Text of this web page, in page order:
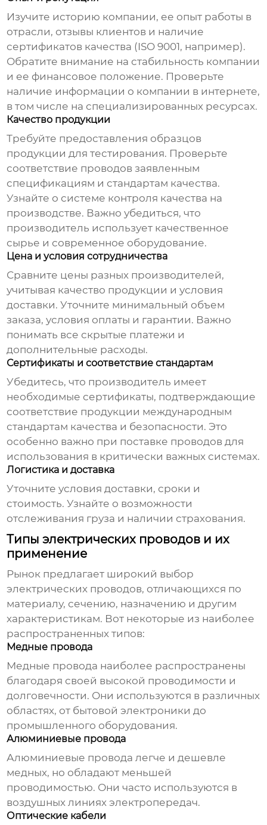
Изучите историю компании, ее опыт работы в
отрасли, отзывы клиентов и наличие
сертификатов качества (ISO 9001, например).
Обратите внимание на стабильность компании
и ее финансовое положение. Проверьте
наличие информации о компании в интернете,
в том числе на специализированных ресурсах.
Качество продукции
Требуйте предоставления образцов
продукции для тестирования. Проверьте
соответствие проводов заявленным
спецификациям и стандартам качества.
Узнайте о системе контроля качества на
производстве. Важно убедиться, что
производитель использует качественное
сырье и современное оборудование.
Цена и условия сотрудничества
Сравните цены разных производителей,
учитывая качество продукции и условия
доставки. Уточните минимальный объем
заказа, условия оплаты и гарантии. Важно
понимать все скрытые платежи и
дополнительные расходы.
Сертификаты и соответствие стандартам
Убедитесь, что производитель имеет
необходимые сертификаты, подтверждающие
соответствие продукции международным
стандартам качества и безопасности. Это
особенно важно при поставке проводов для
использования в критически важных системах.
Логистика и доставка
Уточните условия доставки, сроки и
стоимость. Узнайте о возможности
отслеживания груза и наличии страхования.
Типы электрических проводов и их
применение
Рынок предлагает широкий выбор
электрических проводов, отличающихся по
материалу, сечению, назначению и другим
характеристикам. Вот некоторые из наиболее
распространенных типов:
Медные провода
Медные провода наиболее распространены
благодаря своей высокой проводимости и
долговечности. Они используются в различных
областях, от бытовой электроники до
промышленного оборудования.
Алюминиевые провода
Алюминиевые провода легче и дешевле
медных, но обладают меньшей
проводимостью. Они часто используются в
воздушных линиях электропередач.
Оптические кабели